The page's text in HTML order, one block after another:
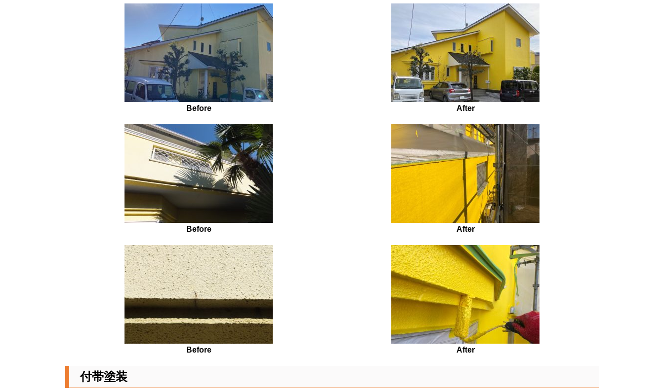
Before After
Before After
Before After
付帯塗装